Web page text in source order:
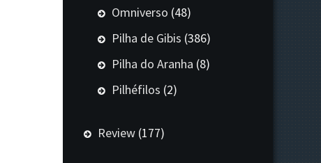
Omniverso (48)
Pilha de Gibis (386)
Pilha do Aranha (8)
Pilhéfilos (2)
Review (177)